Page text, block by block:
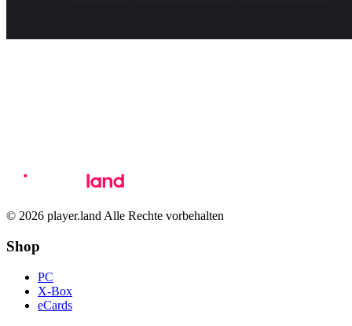
© 2026 player.land Alle Rechte vorbehalten
Shop
PC
X-Box
eCards